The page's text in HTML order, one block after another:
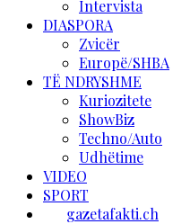
Intervista
DIASPORA
Zvicër
Europë/SHBA
TË NDRYSHME
Kuriozitete
ShowBiz
Techno/Auto
Udhëtime
VIDEO
SPORT
gazetafakti.ch